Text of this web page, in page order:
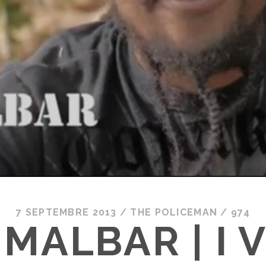
7 SEPTEMBRE 2013 / THE POLICEMAN / 974
| I